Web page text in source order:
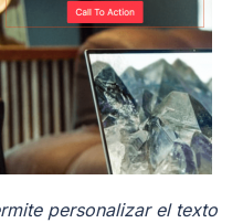
personalizar el texto